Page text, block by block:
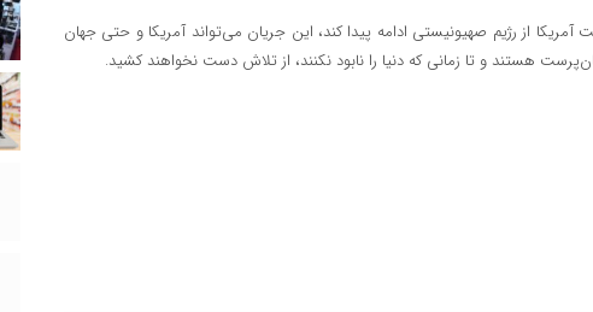
آمریکا از رژیم صهیونیستی ادامه پیدا کند، این جریان می‌تواند آمریکا و حتی جهان
هستند و تا زمانی که دنیا را نابود نکنند، از تلاش دست نخواهند کشید.